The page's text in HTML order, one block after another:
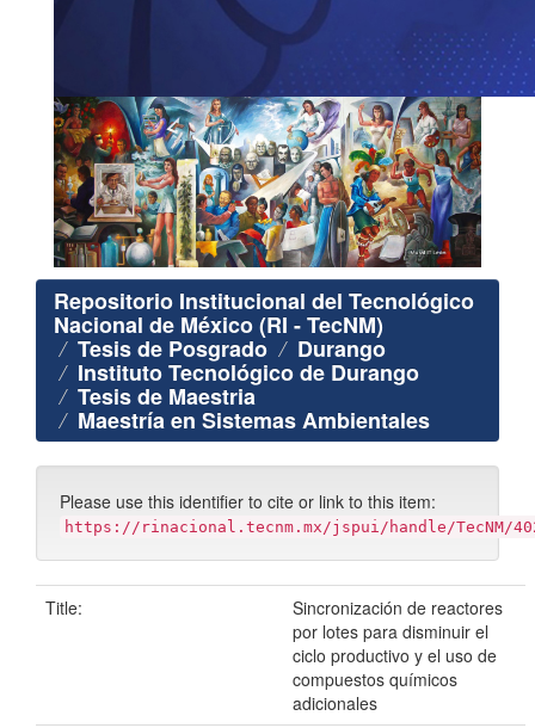
Repositorio Institucional del Tecnológico
Nacional de México (RI - TecNM)
Tesis de Posgrado Durango
Instituto Tecnológico de Durango
Tesis de Maestria
Maestría en Sistemas Ambientales
Please use this identifier to cite or link to this item:
https://rinacional.tecnm.mx/jspui/handle/TecNM/
Title:
Sincronización de reactores
por lotes para disminuir el
ciclo productivo y el uso de
compuestos químicos
adicionales